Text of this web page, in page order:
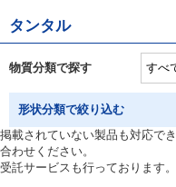
元素周期表をタップすると、拡大表
し、一覧へ移動してください。
タンタル
物質分類で探す
形状分類で絞り込む
掲載されていない製品も対応で
合わせください。
受託サービスも行っております。